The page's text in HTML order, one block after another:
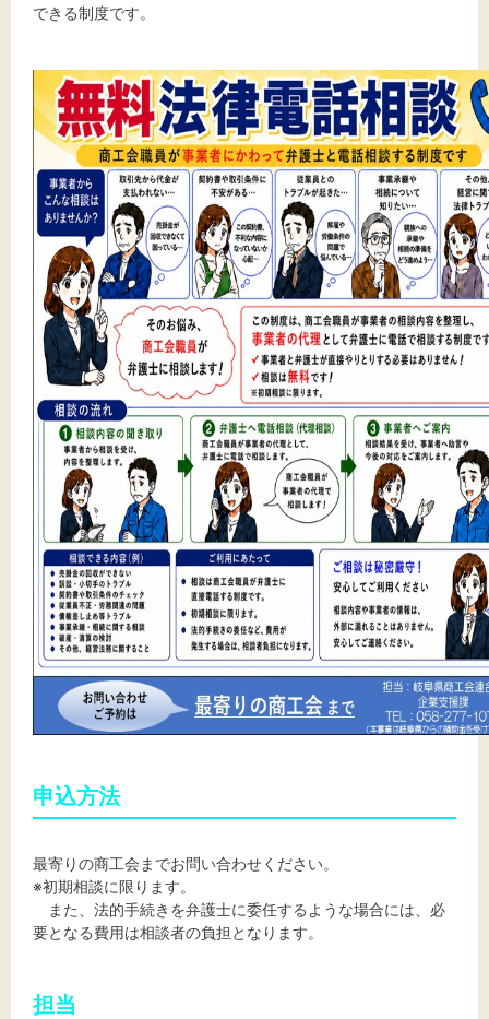
文字サイズ
標準 拡大
背景色
黒 白 黄
できる制度です。
申込方法
最寄りの商工会までお問い合わせください。
※初期相談に限ります。
また、法的手続きを弁護士に委任するような場合には、必
要となる費用は相談者の負担となります。
担当